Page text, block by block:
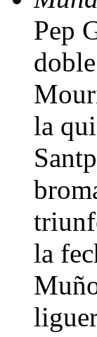
Pep
la
la